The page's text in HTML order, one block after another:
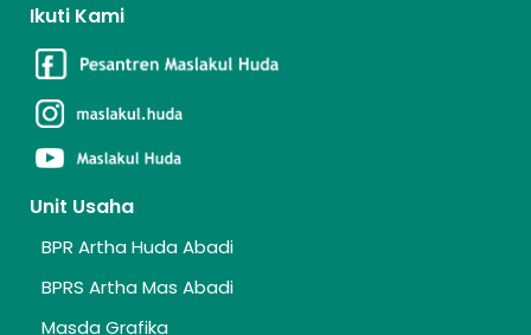
Ikuti Kami
Unit Usaha
BPR Artha Huda Abadi
BPRS Artha Mas Abadi
Masda Grafika